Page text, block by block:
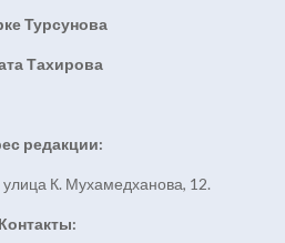
Турсунова
Тахирова
редакции:
К. Мухамедханова, 12.
Контакты: